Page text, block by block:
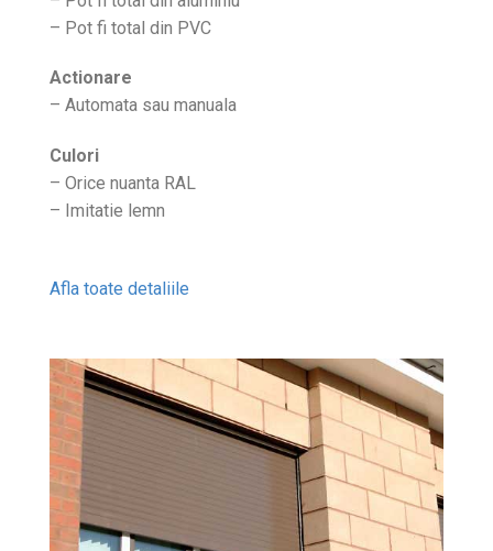
– Pot fi total din PVC
Actionare
– Automata sau manuala
Culori
– Orice nuanta RAL
– Imitatie lemn
Afla toate detaliile